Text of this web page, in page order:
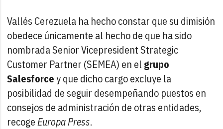
Vallés Cerezuela ha hecho constar que su dimisión
obedece únicamente al hecho de que ha sido
nombrada Senior Vicepresident Strategic
Customer Partner (SEMEA) en el grupo
Salesforcey que dicho cargo excluye la
posibilidad de seguir desempeñando puestos en
consejos de administración de otras entidades,
recogeEuropa Press.